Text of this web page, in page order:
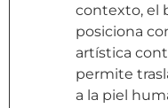
contexto, el
posiciona
artística
permite
a la piel